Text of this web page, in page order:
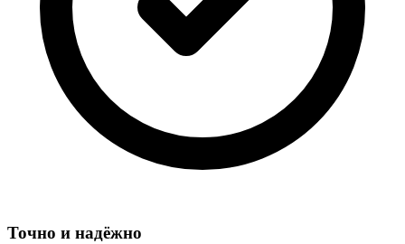
Точно и надёжно